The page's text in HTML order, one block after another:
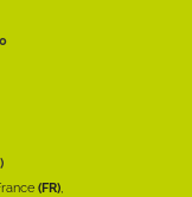
(FR),